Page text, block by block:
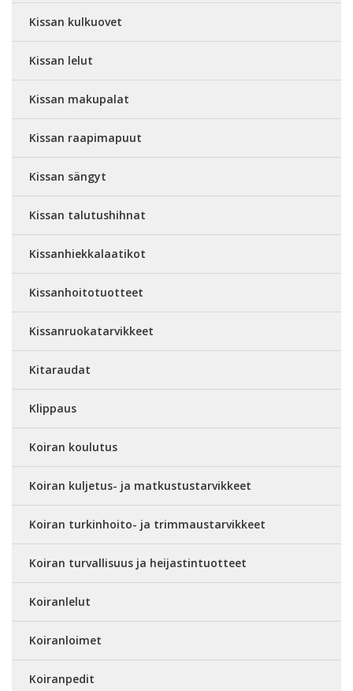
Kissan kulkuovet
Kissan lelut
Kissan makupalat
Kissan raapimapuut
Kissan sängyt
Kissan talutushihnat
Kissanhiekkalaatikot
Kissanhoitotuotteet
Kissanruokatarvikkeet
Kitaraudat
Klippaus
Koiran koulutus
Koiran kuljetus- ja matkustustarvikkeet
Koiran turkinhoito- ja trimmaustarvikkeet
Koiran turvallisuus ja heijastintuotteet
Koiranlelut
Koiranloimet
Koiranpedit